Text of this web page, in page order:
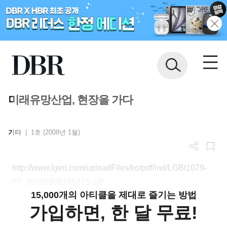
미래유망산업, 현장을 가다
기타 1호 (2008년 1월)
http://www.lgeri.com/uploadFiles/ko/pdf/ind/LGBI1079-
15,000개의 아티클을 제대로 즐기는 방법
가입하면, 한 달 무료!